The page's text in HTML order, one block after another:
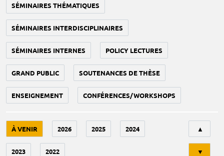
SÉMINAIRES THÉMATIQUES
SÉMINAIRES INTERDISCIPLINAIRES
SÉMINAIRES INTERNES POLICY LECTURES
GRAND PUBLIC SOUTENANCES DE THÈSE
ENSEIGNEMENT CONFÉRENCES/WORKSHOPS
À VENIR 2026 2025 2024
2023 2022
▲
▼